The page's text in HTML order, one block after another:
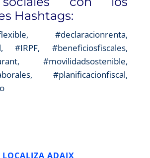
Hashtags:
#declaracionrenta,
#IRPF, #beneficiosfiscales,
#movilidadsostenible,
#planificacionfiscal,
LOCALIZA ADAIX